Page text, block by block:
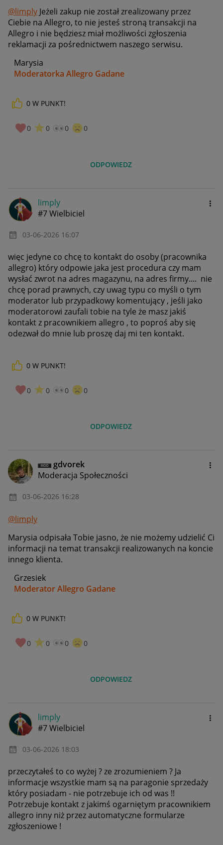
@limply Jeżeli zakup nie został zrealizowany przez
Ciebie na Allegro, to nie jesteś stroną transakcji na
Allegro i nie będziesz miał możliwości zgłoszenia
reklamacji za pośrednictwem naszego serwisu.
Marysia
Moderatorka Allegro Gadane
0 W PUNKT!
0 0 0 0
ODPOWIEDZ
limply
#7 Wielbiciel
‎03-06-2026 16:07
więc jedyne co chcę to kontakt do osoby (pracownika
allegro) który odpowie jaka jest procedura czy mam
wysłać zwrot na adres magazynu, na adres firmy.... nie
chcę porad prawnych, czy uwag typu co myśli o tym
moderator lub przypadkowy komentujący , jeśli jako
moderatorowi zaufali tobie na tyle że masz jakiś
kontakt z pracownikiem allegro , to poproś aby się
odezwał do mnie lub proszę daj mi ten kontakt.
0 W PUNKT!
0 0 0 0
ODPOWIEDZ
gdvorek
Moderacja Społeczności
‎03-06-2026 16:28
@limply
Marysia odpisała Tobie jasno, że nie możemy udzielić Ci
informacji na temat transakcji realizowanych na koncie
innego klienta.
Grzesiek
Moderator Allegro Gadane
0 W PUNKT!
0 0 0 0
ODPOWIEDZ
limply
#7 Wielbiciel
‎03-06-2026 18:03
przeczytałeś to co wyżej ? ze zrozumieniem ? Ja
informacje wszystkie mam są na paragonie sprzedaży
który posiadam - nie potrzebuje ich od was !!
Potrzebuje kontakt z jakimś ogarniętym pracownikiem
allegro inny niż przez automatyczne formularze
zgłoszeniowe !